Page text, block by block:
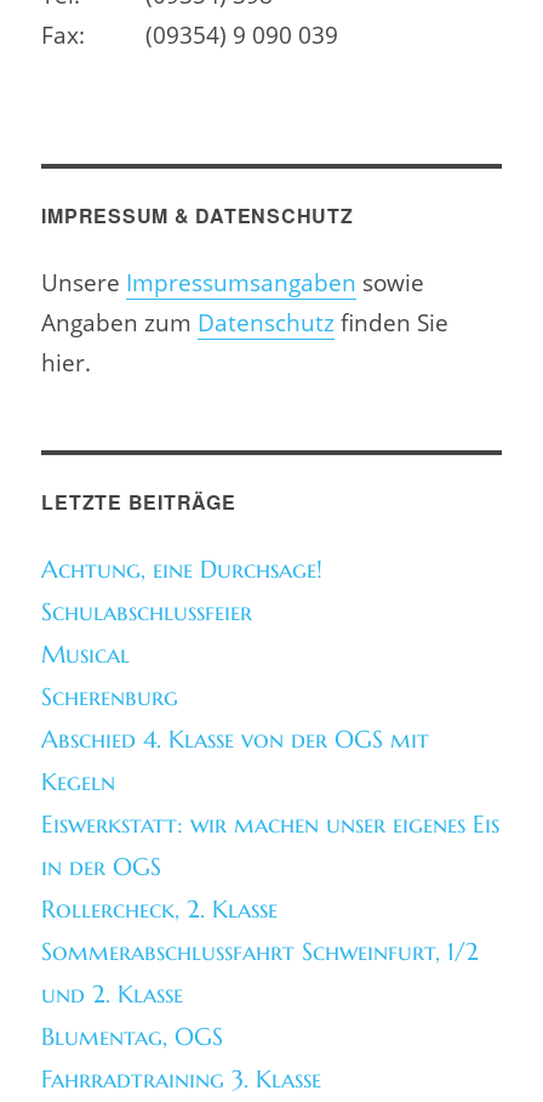
Fax:
(09354) 9 090 039
IMPRESSUM & DATENSCHUTZ
Unsere Impressumsangaben sowie
Angaben zum Datenschutzfinden Sie
hier.
LETZTE BEITRÄGE
Achtung, eine Durchsage!
Schulabschlussfeier
Musical
Scherenburg
Abschied 4. Klasse von der OGS mit
Kegeln
Eiswerkstatt: wir machen unser eigenes Eis
in der OGS
Rollercheck, 2. Klasse
Sommerabschlussfahrt Schweinfurt, 1/2
und 2. Klasse
Blumentag, OGS
Fahrradtraining 3. Klasse